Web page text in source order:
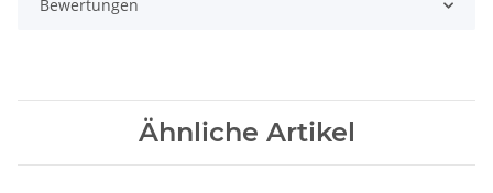
Bewertungen
Ähnliche Artikel